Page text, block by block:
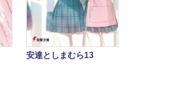
安達としまむら13